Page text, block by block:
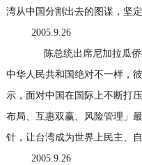
湾从中国分割出去的图谋，坚
2005.9.26
陈总统出席尼加拉瓜
中华人民共和国绝对不一样，
示，面对中国在国际上不断打
布局、互惠双赢、风险管理」
针，让台湾成为世界上民主、
2005.9.26